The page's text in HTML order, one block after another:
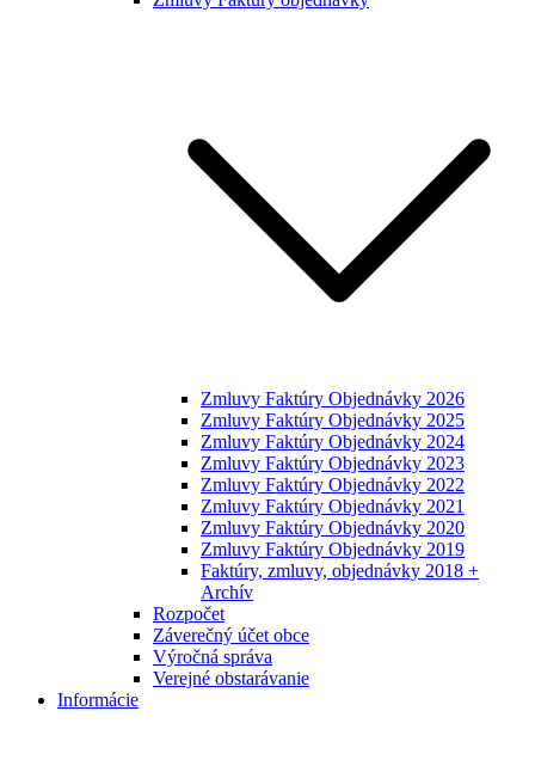
Zmluvy Faktúry Objednávky 2026
Zmluvy Faktúry Objednávky 2025
Zmluvy Faktúry Objednávky 2024
Zmluvy Faktúry Objednávky 2023
Zmluvy Faktúry Objednávky 2022
Zmluvy Faktúry Objednávky 2021
Zmluvy Faktúry Objednávky 2020
Zmluvy Faktúry Objednávky 2019
Faktúry, zmluvy, objednávky 2018 +
Archív
Rozpočet
Záverečný účet obce
Výročná správa
Verejné obstarávanie
Informácie